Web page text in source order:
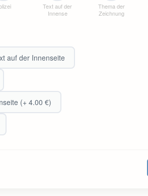
Text auf der
Innense
Thema der
Zeichnung
auf der Innenseite
(+ 4.00 €)